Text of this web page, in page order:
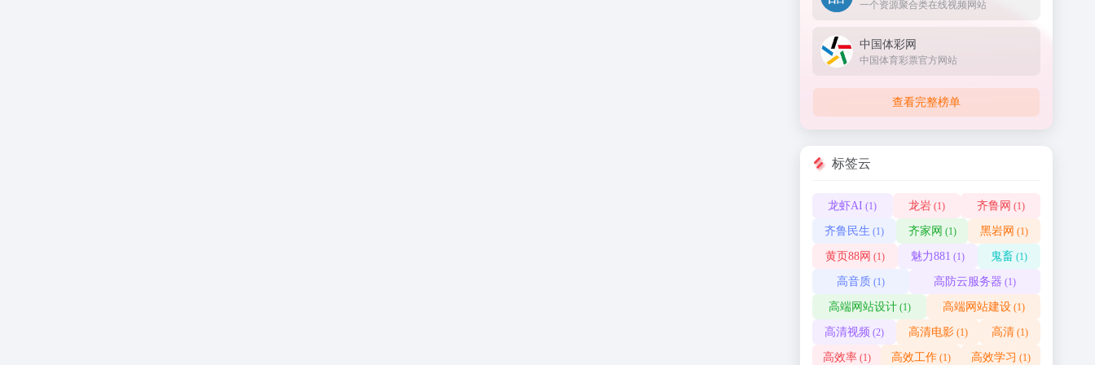
一个资源聚合类在线视频网站
中国体彩网
中国体育彩票官方网站
查看完整榜单
标签云
龙虾AI (1) 龙岩 (1) 齐鲁网 (1)
齐鲁民生 (1) 齐家网 (1) 黑岩网 (1)
黄页88网 (1) 魅力881 (1) 鬼畜 (1)
高音质 (1) 高防云服务器 (1)
高端网站设计(1) 高端网站建设(1)
高清视频 (2) 高清电影(1) 高清 (1)
高效率(1) 高效工作(1) 高效学习 (1)